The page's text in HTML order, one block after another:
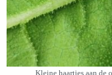
Kleine haartjes aan de